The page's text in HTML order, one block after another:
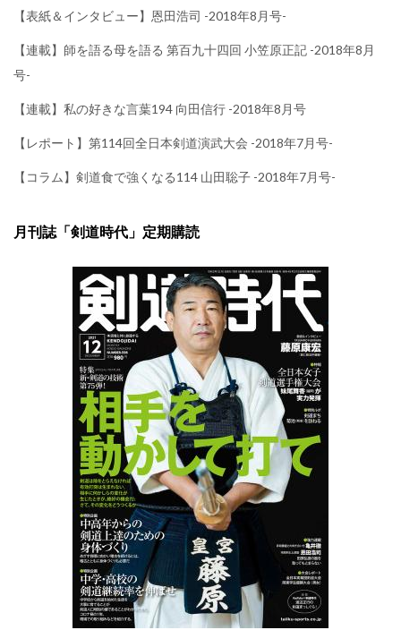
【表紙＆インタビュー】恩田浩司 -2018年8月号-
【連載】師を語る母を語る 第百九十四回 小笠原正記 -2018年8月
号-
【連載】私の好きな言葉194 向田信行 -2018年8月号
【レポート】第114回全日本剣道演武大会 -2018年7月号-
【コラム】剣道食で強くなる114 山田聡子 -2018年7月号-
月刊誌「剣道時代」定期購読